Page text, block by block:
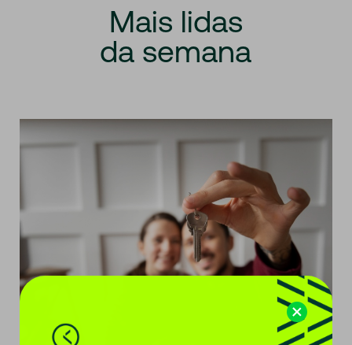
Mais lidas
da semana